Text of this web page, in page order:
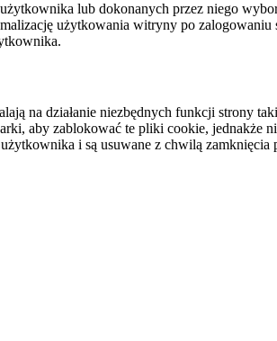
lub dokonanych przez niego
użytkowania witryny po zalogowaniu
na działanie niezbędnych funkcji strony
aby zablokować te pliki cookie, jednakże
i są usuwane z chwilą zamknięcia